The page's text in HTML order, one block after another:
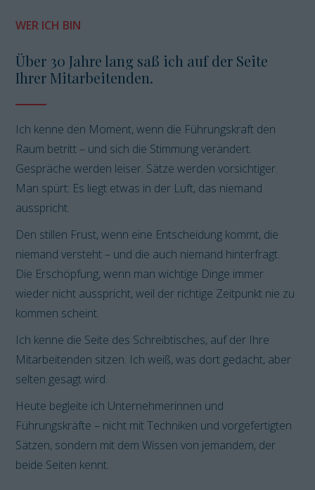
WER ICH BIN
Über 30 Jahre lang saß ich auf der Seite
Ihrer Mitarbeitenden.
Ich kenne den Moment, wenn die Führungskraft den
Raum betritt – und sich die Stimmung verändert.
Gespräche werden leiser. Sätze werden vorsichtiger.
Man spürt: Es liegt etwas in der Luft, das niemand
ausspricht.
Den stillen Frust, wenn eine Entscheidung kommt, die
niemand versteht – und die auch niemand hinterfragt.
Die Erschöpfung, wenn man wichtige Dinge immer
wieder nicht ausspricht, weil der richtige Zeitpunkt nie zu
kommen scheint.
Ich kenne die Seite des Schreibtisches, auf der Ihre
Mitarbeitenden sitzen. Ich weiß, was dort gedacht, aber
selten gesagt wird.
Heute begleite ich Unternehmerinnen und
Führungskräfte – nicht mit Techniken und vorgefertigten
Sätzen, sondern mit dem Wissen von jemandem, der
beide Seiten kennt.